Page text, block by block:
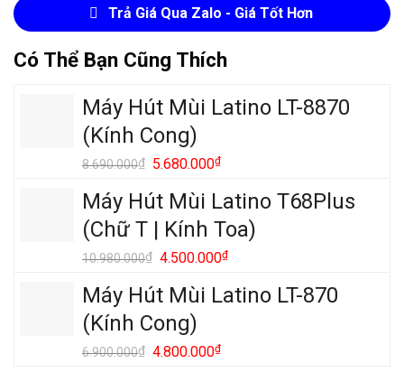
Trả Giá Qua Zalo - Giá Tốt Hơn
Có Thể Bạn Cũng Thích
Máy Hút Mùi Latino LT-8870
(Kính Cong)
8.690.000₫ Giá
là:
8.690.000₫.
5.680.000₫Giá
tại
là:
5.680.000₫.
Máy Hút Mùi Latino T68Plus
(Chữ T | Kính Toa)
10.980.000₫ Giá
là:
10.980.000₫.
4.500.000₫Giá
tại
Máy Hút Mùi Latino LT-870
(Kính Cong)
6.900.000₫ Giá
4.800.000₫Giá